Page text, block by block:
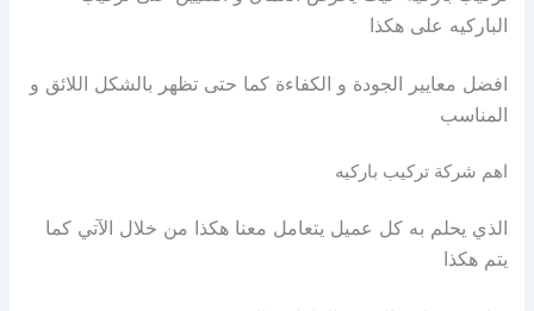
الباركيه على هكذا
افضل معايير الجودة و الكفاءة كما حتى تظهر بالشكل اللائق و
المناسب
اهم شركة تركيب باركيه
الذي يحلم به كل عميل يتعامل معنا هكذا من خلال الآتي كما
يتم هكذا